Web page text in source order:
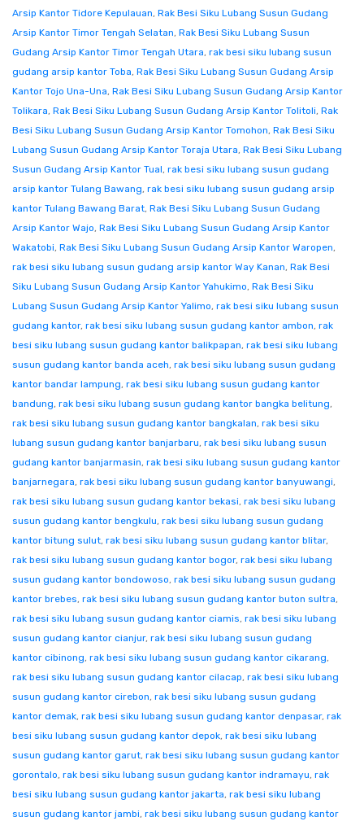
Arsip Kantor Tidore Kepulauan, Rak Besi Siku Lubang Susun Gudang
Arsip Kantor Timor Tengah Selatan, Rak Besi Siku Lubang Susun
Gudang Arsip Kantor Timor Tengah Utara, rak besi siku lubang susun
gudang arsip kantor Toba, Rak Besi Siku Lubang Susun Gudang Arsip
Kantor Tojo Una-Una, Rak Besi Siku Lubang Susun Gudang Arsip Kantor
Tolikara, Rak Besi Siku Lubang Susun Gudang Arsip Kantor Tolitoli, Rak
Besi Siku Lubang Susun Gudang Arsip Kantor Tomohon, Rak Besi Siku
Lubang Susun Gudang Arsip Kantor Toraja Utara, Rak Besi Siku Lubang
Susun Gudang Arsip Kantor Tual, rak besi siku lubang susun gudang
arsip kantor Tulang Bawang, rak besi siku lubang susun gudang arsip
kantor Tulang Bawang Barat, Rak Besi Siku Lubang Susun Gudang
Arsip Kantor Wajo, Rak Besi Siku Lubang Susun Gudang Arsip Kantor
Wakatobi, Rak Besi Siku Lubang Susun Gudang Arsip Kantor Waropen,
rak besi siku lubang susun gudang arsip kantor Way Kanan, Rak Besi
Siku Lubang Susun Gudang Arsip Kantor Yahukimo, Rak Besi Siku
Lubang Susun Gudang Arsip Kantor Yalimo, rak besi siku lubang susun
gudang kantor, rak besi siku lubang susun gudang kantor ambon, rak
besi siku lubang susun gudang kantor balikpapan, rak besi siku lubang
susun gudang kantor banda aceh, rak besi siku lubang susun gudang
kantor bandar lampung, rak besi siku lubang susun gudang kantor
bandung, rak besi siku lubang susun gudang kantor bangka belitung,
rak besi siku lubang susun gudang kantor bangkalan, rak besi siku
lubang susun gudang kantor banjarbaru, rak besi siku lubang susun
gudang kantor banjarmasin, rak besi siku lubang susun gudang kantor
banjarnegara, rak besi siku lubang susun gudang kantor banyuwangi,
rak besi siku lubang susun gudang kantor bekasi, rak besi siku lubang
susun gudang kantor bengkulu, rak besi siku lubang susun gudang
kantor bitung sulut, rak besi siku lubang susun gudang kantor blitar,
rak besi siku lubang susun gudang kantor bogor, rak besi siku lubang
susun gudang kantor bondowoso, rak besi siku lubang susun gudang
kantor brebes, rak besi siku lubang susun gudang kantor buton sultra,
rak besi siku lubang susun gudang kantor ciamis, rak besi siku lubang
susun gudang kantor cianjur, rak besi siku lubang susun gudang
kantor cibinong, rak besi siku lubang susun gudang kantor cikarang,
rak besi siku lubang susun gudang kantor cilacap, rak besi siku lubang
susun gudang kantor cirebon, rak besi siku lubang susun gudang
kantor demak, rak besi siku lubang susun gudang kantor denpasar, rak
besi siku lubang susun gudang kantor depok, rak besi siku lubang
susun gudang kantor garut, rak besi siku lubang susun gudang kantor
gorontalo, rak besi siku lubang susun gudang kantor indramayu, rak
besi siku lubang susun gudang kantor jakarta, rak besi siku lubang
susun gudang kantor jambi, rak besi siku lubang susun gudang kantor